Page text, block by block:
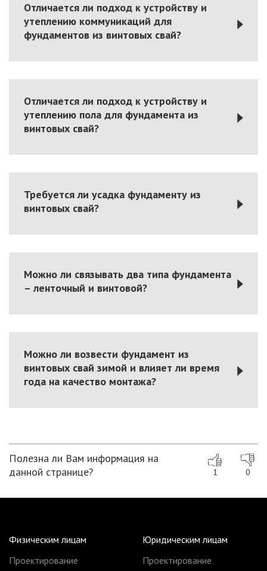
Отличается ли подход к устройству и
утеплению коммуникаций для
фундаментов из винтовых свай?
Отличается ли подход к устройству и
утеплению пола для фундамента из
винтовых свай?
Требуется ли усадка фундаменту из
винтовых свай?
Можно ли связывать два типа фундамента
– ленточный и винтовой?
Можно ли возвести фундамент из
винтовых свай зимой и влияет ли время
года на качество монтажа?
Полезна ли Вам информация на
данной странице?
1 0
Физическим лицам
Проектирование
Юридическим лицам
Проектирование